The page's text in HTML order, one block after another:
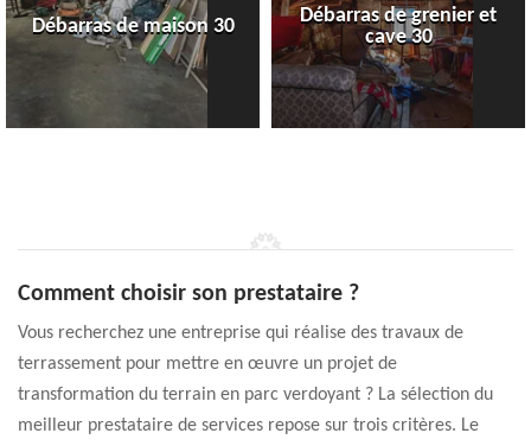
Débarras de maison 30
Débarras de grenier et
cave 30
Comment choisir son prestataire ?
Vous recherchez une entreprise qui réalise des travaux de
terrassement pour mettre en œuvre un projet de
transformation du terrain en parc verdoyant ? La sélection du
meilleur prestataire de services repose sur trois critères. Le